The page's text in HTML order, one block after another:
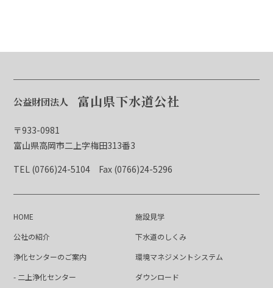
公益財団法人 富山県下水道公社
〒933-0981
富山県高岡市二上字梅田313番3
TEL (0766)24-5104 Fax (0766)24-5296
HOME
公社の紹介
浄化センターのご案内
- 二上浄化センター
施設見学
下水道のしくみ
環境マネジメントシステム
ダウンロード